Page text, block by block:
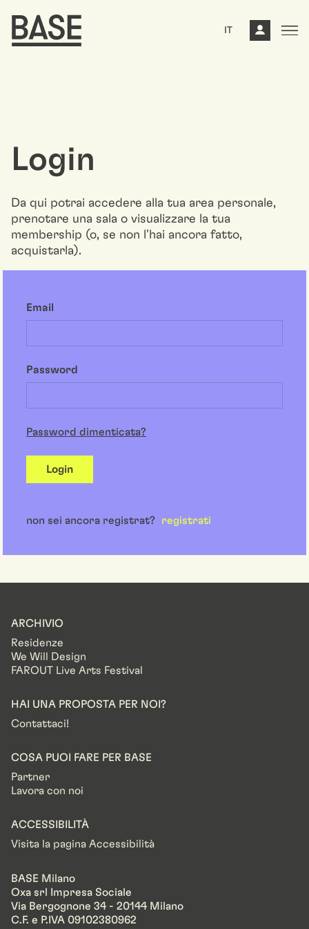
IT
Login
Da qui potrai accedere alla tua area personale,
prenotare una sala o visualizzare la tua
membership (o, se non l'hai ancora fatto,
acquistarla).
Email
Password
Password dimenticata?
Login
non sei ancora registrat? registrati
ARCHIVIO
Residenze
We Will Design
FAROUT Live Arts Festival
HAI UNA PROPOSTA PER NOI?
Contattaci!
COSA PUOI FARE PER BASE
Partner
Lavora con noi
ACCESSIBILITÀ
Visita la pagina Accessibilità
BASE Milano
Oxa srl Impresa Sociale
Via Bergognone 34 - 20144 Milano
C.F. e P.IVA 09102380962